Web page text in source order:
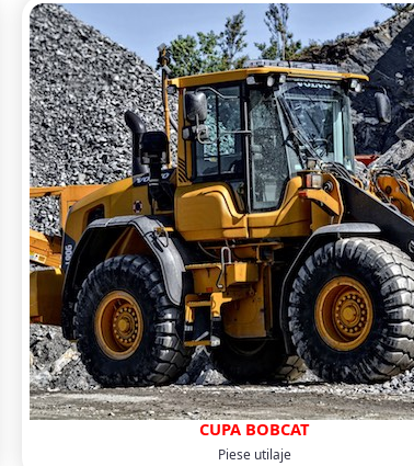
CUPA BOBCAT
Piese utilaje